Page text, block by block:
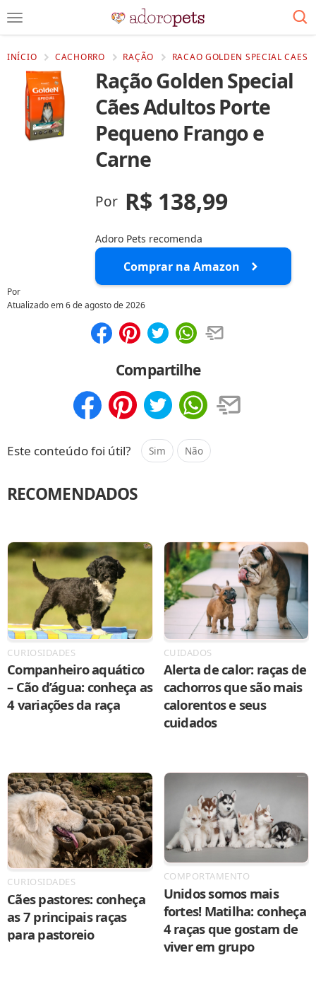
INÍCIO CACHORRO RAÇÃO RACAO GOLDEN SPECIAL CAES
Ração Golden Special
Cães Adultos Porte
Pequeno Frango e
Carne
Por R$ 138,99
Adoro Pets recomenda
Comprar na Amazon
Por
Atualizado em6 de agosto de 2026
Compartilhe
Este conteúdo foi útil? Sim Não
RECOMENDADOS
CURIOSIDADES
Companheiro aquático
– Cão d’água: conheça as
4 variações da raça
CUIDADOS
Alerta de calor: raças de
cachorros que são mais
calorentos e seus
cuidados
CURIOSIDADES
Cães pastores: conheça
as 7 principais raças
para pastoreio
COMPORTAMENTO
Unidos somos mais
fortes! Matilha: conheça
4 raças que gostam de
viver em grupo